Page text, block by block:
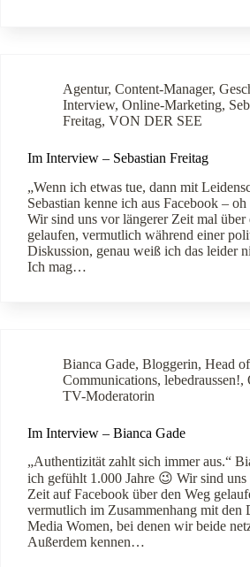
Agentur, Content-Manager,
Interview, Online-Marketing,
Freitag, VON DER SEE
Im Interview – Sebastian Freitag
„Wenn ich etwas tue, dann mit
Sebastian kenne ich aus Facebook –
Wir sind uns vor längerer Zeit mal über
gelaufen, vermutlich während einer
Diskussion, genau weiß ich das leider
Ich mag…
Bianca Gade, Bloggerin, Head
Communications, lebedraussen!,
TV-Moderatorin
Im Interview – Bianca Gade
„Authentizität zahlt sich immer aus.“
ich gefühlt 1.000 Jahre 😉 Wir sind uns
Zeit auf Facebook über den Weg
vermutlich im Zusammenhang mit den
Media Women, bei denen wir beide
Außerdem kennen…